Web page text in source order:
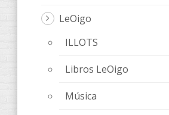
LeOigo
ILLOTS
Libros LeOigo
Música